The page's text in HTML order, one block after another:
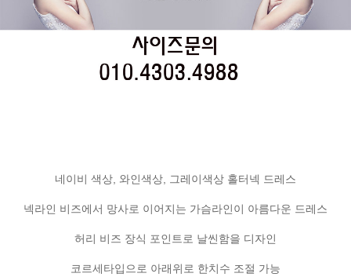
네이비 색상, 와인색상, 그레이색상 홀터넥 드레스
넥라인 비즈에서 망사로 이어지는 가슴라인이 아름다운 드레스
허리 비즈 장식 포인트로 날씬함을 디자인
코르세타입으로 아래위로 한치수 조절 가능